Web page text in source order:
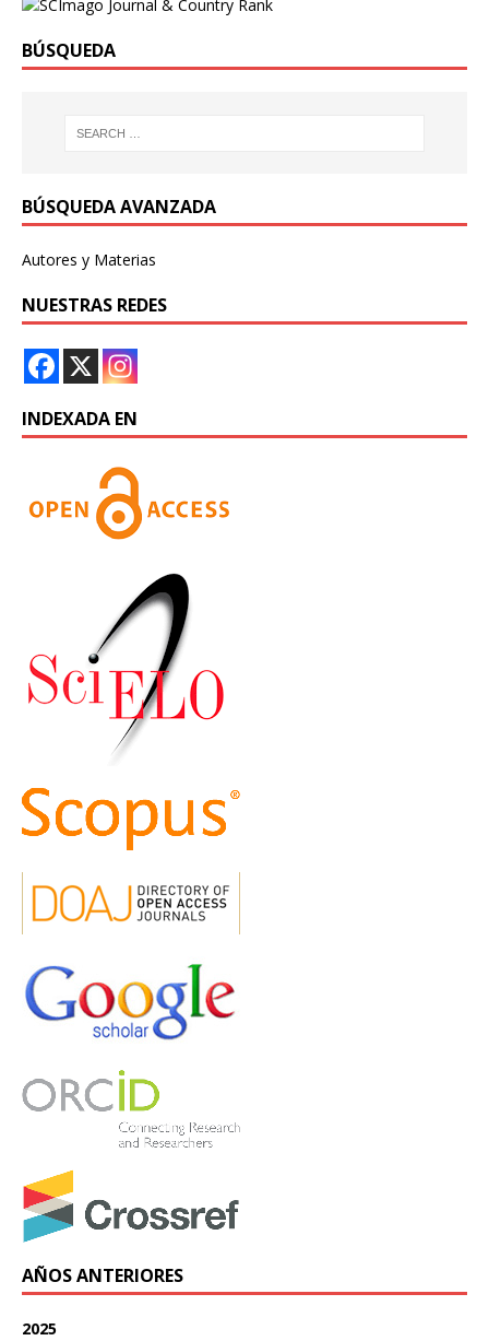
BÚSQUEDA
BÚSQUEDA AVANZADA
Autores y Materias
NUESTRAS REDES
INDEXADA EN
AÑOS ANTERIORES
2025